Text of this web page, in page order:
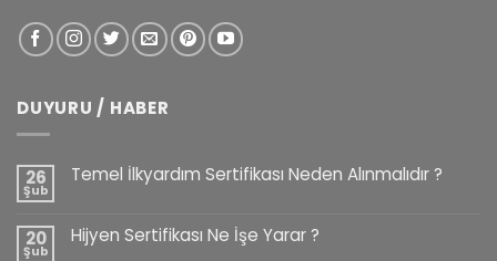
DUYURU / HABER
26
Şub
Temel İlkyardım Sertifikası Neden Alınmalıdır ?
20
Şub
Hijyen Sertifikası Ne İşe Yarar ?